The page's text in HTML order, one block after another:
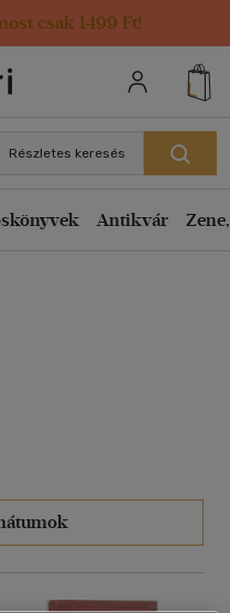
csak 1499 Ft!
Részletes keresés
Antikvár